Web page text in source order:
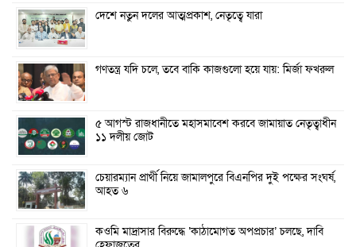
দেশে নতুন দলের আত্মপ্রকাশ, নেতৃত্বে যারা
গণতন্ত্র যদি চলে, তবে বাকি কাজগুলো হয়ে যায়: মির্জা ফখরুল
৫ আগস্ট রাজধানীতে মহাসমাবেশ করবে জামায়াত নেতৃত্বাধীন
১১ দলীয় জোট
চেয়ারম্যান প্রার্থী নিয়ে জামালপুরে বিএনপির দুই পক্ষের সংঘর্ষ,
আহত ৬
কওমি মাদ্রাসার বিরুদ্ধে ‘কাঠামোগত অপপ্রচার’ চলছে, দাবি